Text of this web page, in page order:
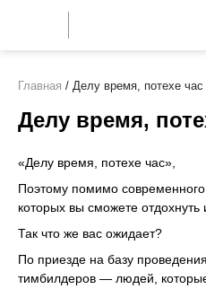
Главная / Делу время, потехе час
Делу время,
«Делу время, потехе час»,
Поэтому помимо
которых вы сможете
Так что же вас ожидает?
По приезде на базу
тимбилдеров — людей, которые